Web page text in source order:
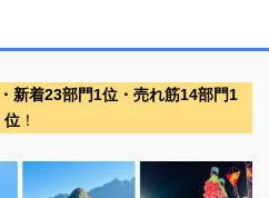
新着23部門1位・売れ筋14部門1
位 ！